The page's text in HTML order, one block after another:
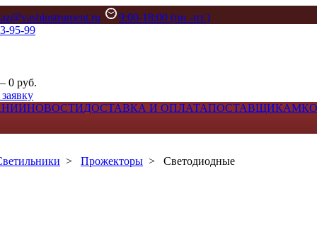
9:00-18:00 (пн.-пт.)
95-99
0 руб.
НОВОСТИДОСТАВКА И ОПЛАТАПОСТАВЩИКАМ
> Прожекторы > Светодиодные